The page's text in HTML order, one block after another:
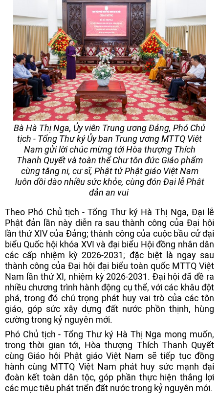
Bà Hà Thị Nga, Ủy viên Trung ương Đảng, Phó Chủ
tịch - Tổng Thư ký Ủy ban Trung ương MTTQ Việt
Nam gửi lời chúc mừng tới Hòa thượng Thích
Thanh Quyết và toàn thể Chư tôn đức Giáo phẩm
cùng tăng ni, cư sĩ, Phật tử Phật giáo Việt Nam
luôn dồi dào nhiều sức khỏe, cùng đón Đại lễ Phật
đản an vui
Theo Phó Chủ tịch - Tổng Thư ký Hà Thị Nga, Đại lễ
Phật đản lần này diễn ra sau thành công của Đại hội
lần thứ XIV của Đảng; thành công của cuộc bầu cử đại
biểu Quốc hội khóa XVI và đại biểu Hội đồng nhân dân
các cấp nhiệm kỳ 2026-2031; đặc biệt là ngay sau
thành công của Đại hội đại biểu toàn quốc MTTQ Việt
Nam lần thứ XI, nhiệm kỳ 2026-2031. Đại hội đã đề ra
nhiều chương trình hành động cụ thể, với các khâu đột
phá, trong đó chú trọng phát huy vai trò của các tôn
giáo, góp sức xây dựng đất nước phồn thịnh, hùng
cường trong kỷ nguyên mới.
Phó Chủ tịch - Tổng Thư ký Hà Thị Nga mong muốn,
trong thời gian tới, Hòa thượng Thích Thanh Quyết
cùng Giáo hội Phật giáo Việt Nam sẽ tiếp tục đồng
hành cùng MTTQ Việt Nam phát huy sức mạnh đại
đoàn kết toàn dân tộc, góp phần thực hiện thắng lợi
các mục tiêu phát triển đất nước trong kỷ nguyên mới.